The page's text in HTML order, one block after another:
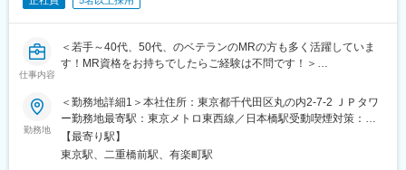
自身の成果や頑張りが客観的に評価され、年収に反映されます。
また、在籍年数が増えると永年勤続報奨金や四半期一時金などの
る報酬制度になっています。
（3）柔軟なキャリア
入社後は希望や経験に応じたプロジェクトに配属します。そのプ
ロジェクトが気に入り、メーカーからオファーを受けた場合、メ
ーカーに転籍することも可能です。オファーや延長依頼があった
仕事内容
＜若手～40代、50代、のベテランのMRの方も多く活躍していま
す！MR資格をお持ちでしたらご経験は不問です！＞
■業務内容：勤務地はご本人様の希望を鑑み決定致します。MRの
ご経験を活かしてプロジェクトにご参加頂きます。
■会社について：
・経験者・未経験者問わず幅広いバックボーンを持った社員が活
勤務地
＜勤務地詳細1＞本社住所：東京都千代田区丸の内2-7-2 ＪＰタワ
ー勤務地最寄駅：東京メトロ東西線／日本橋駅受動喫煙対策：屋
内全面禁煙＜勤務地詳細2＞全国住所：東京都(希望勤務地を考慮
します) 受動喫煙対策：その他（主要事業所は屋内禁煙ですが、事
【最寄り駅】
東京駅、二重橋前駅、有楽町駅